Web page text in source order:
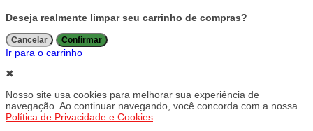
Deseja realmente limpar seu carrinho de compras?
Cancelar Confirmar
Ir para o carrinho
✖
Nosso site usa cookies para melhorar sua experiência de
navegação. Ao continuar navegando, você concorda com a nossa
Política de Privacidade e Cookies